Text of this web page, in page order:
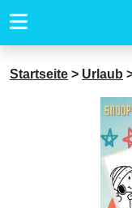
Startseite > Urlaub